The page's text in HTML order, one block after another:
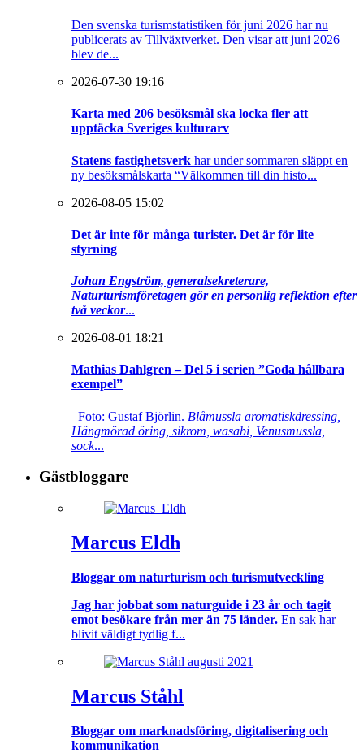
Den svenska turismstatistiken för juni 2026 har nu
publicerats av Tillväxtverket. Den visar att juni 2026
blev de...
2026-07-30 19:16
Karta med 206 besöksmål ska locka fler att
upptäcka Sveriges kulturarv
Statens fastighetsverk har under sommaren släppt en
ny besöksmålskarta “Välkommen till din histo...
2026-08-05 15:02
Det är inte för många turister. Det är för lite
styrning
Johan Engström, generalsekreterare,
Naturturismföretagen gör en personlig reflektion efter
två veckor...
2026-08-01 18:21
Mathias Dahlgren – Del 5 i serien ”Goda hållbara
exempel”
Foto: Gustaf Björlin. Blåmussla aromatiskdressing,
Hängmörad öring, sikrom, wasabi, Venusmussla,
sock...
Gästbloggare
Marcus Eldh
Bloggar om naturturism och turismutveckling
Jag har jobbat som naturguide i 23 år och tagit
emot besökare från mer än 75 länder. En sak har
blivit väldigt tydlig f...
Marcus Ståhl
Bloggar om marknadsföring, digitalisering och
kommunikation